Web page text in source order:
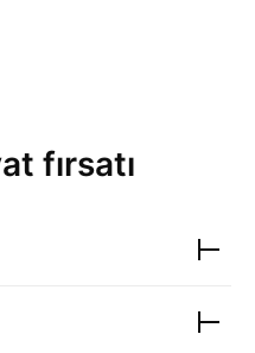
fırsatı